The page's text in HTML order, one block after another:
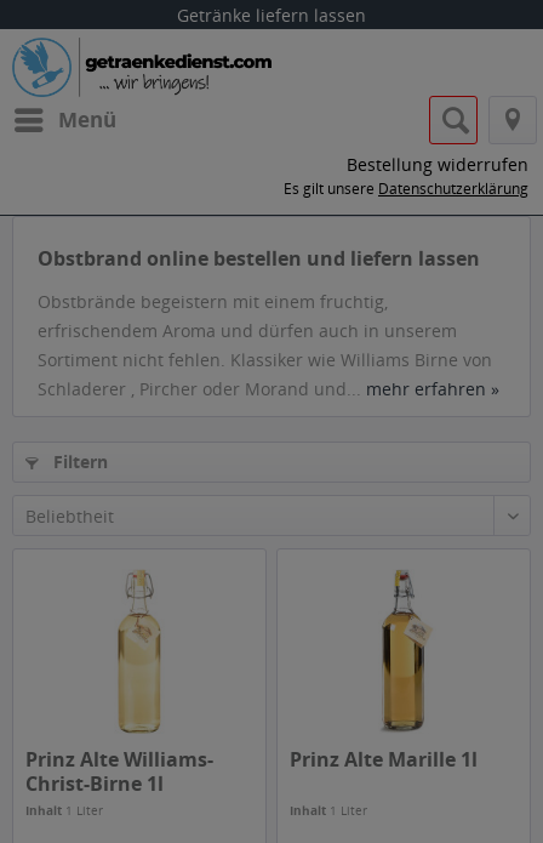
Getränke liefern lassen
Menü
Bestellung widerrufen
Es gilt unsere Datenschutzerklärung
Obstbrand online bestellen und liefern lassen
Obstbrände begeistern mit einem fruchtig,
erfrischendem Aroma und dürfen auch in unserem
Sortiment nicht fehlen. Klassiker wie Williams Birne von
Schladerer , Pircher oder Morand und... mehr erfahren »
Filtern
Prinz Alte Williams-
Christ-Birne 1l
Inhalt 1 Liter
Prinz Alte Marille 1l
Inhalt 1 Liter